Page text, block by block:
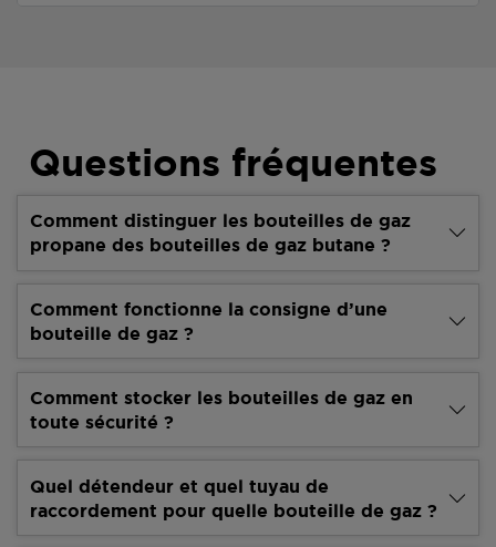
Questions fréquentes
Comment distinguer les bouteilles de gaz
propane des bouteilles de gaz butane ?
Comment fonctionne la consigne d’une
bouteille de gaz ?
Comment stocker les bouteilles de gaz en
toute sécurité ?
Quel détendeur et quel tuyau de
raccordement pour quelle bouteille de gaz ?